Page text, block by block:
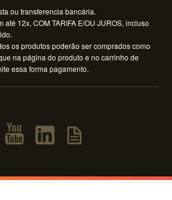
ou transferencia bancária.
até 12x, COM TARIFA E/OU JUROS, incluso
os produtos poderão ser comprados como
na página do produto e no carrinho de
essa forma pagamento.